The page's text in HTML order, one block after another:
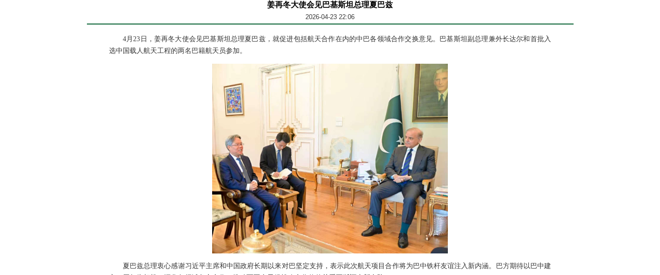
姜再冬大使会见巴基斯坦总理夏巴兹
2026-04-23 22:06
4月23日，姜再冬大使会见巴基斯坦总理夏巴兹，就促进包括航天合作在内的中巴各领域合作交换意见。巴基斯坦副总理兼外长达尔和首批入
选中国载人航天工程的两名巴籍航天员参加。
夏巴兹总理衷心感谢习近平主席和中国政府长期以来对巴坚定支持，表示此次航天项目合作将为巴中铁杆友谊注入新内涵。巴方期待以巴中建